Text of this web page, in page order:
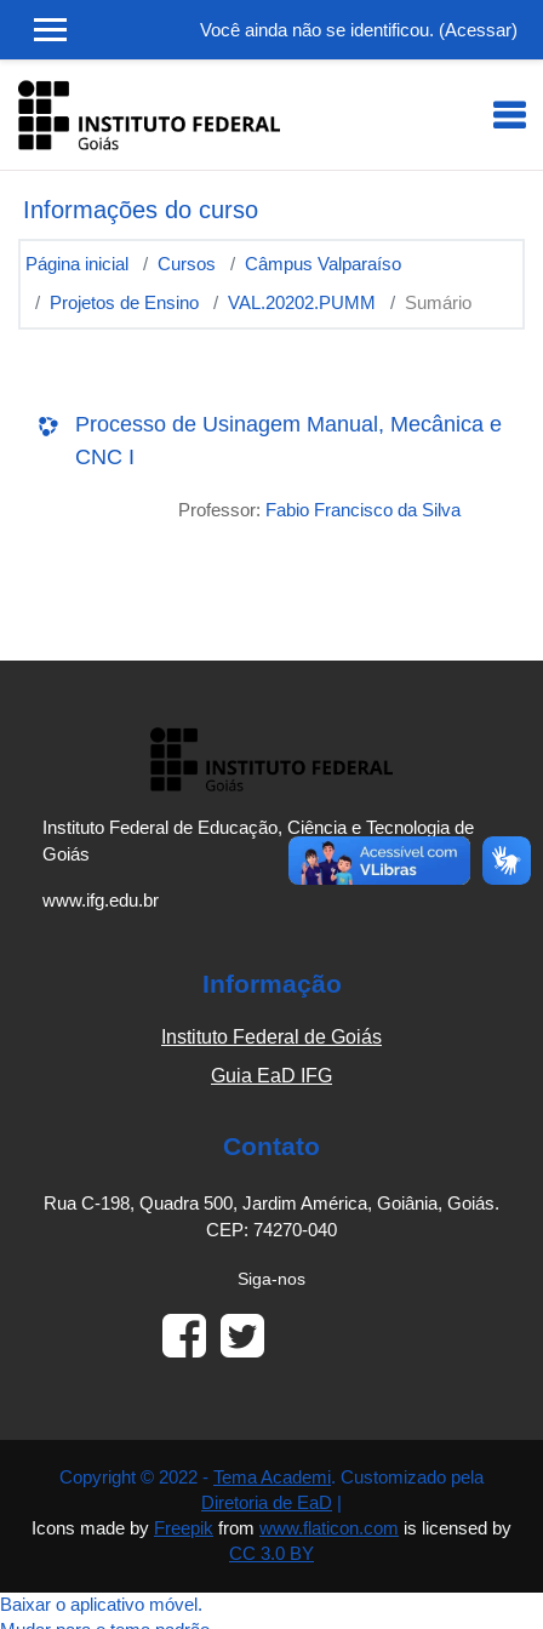
Você ainda não se identificou. (Acessar)
Informações do curso
Página inicial Cursos
Câmpus Valparaíso
Projetos de Ensino
VAL.20202.PUMM Sumário
Processo de Usinagem Manual, Mecânica e
CNC I
Professor: Fabio Francisco da Silva
Instituto Federal de Educação, Ciência e Tecnologia de
Goiás
www.ifg.edu.br
Informação
Instituto Federal de Goiás
Guia EaD IFG
Contato
Rua C-198, Quadra 500, Jardim América, Goiânia, Goiás.
CEP: 74270-040
Siga-nos
Copyright © 2022 - Tema Academi. Customizado pela
Diretoria de EaD
Icons made by Freepik from www.flaticon.com is licensed by
CC 3.0 BY
Baixar o aplicativo móvel.